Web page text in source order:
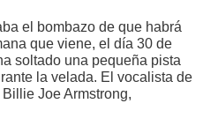
el bombazo de que habrá
que viene, el día 30 de
soltado una pequeña pista
la velada. El vocalista de
Joe Armstrong,